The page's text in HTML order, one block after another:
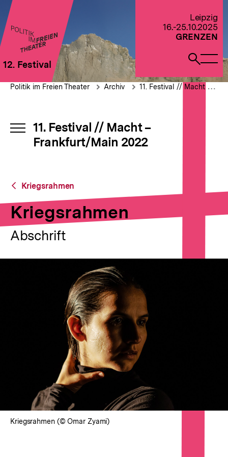
Direkt
zum
Seiteninhalt
springen
12. Festival
Leipzig
16.-25.10.2025
GRENZEN
öffnen
Kriegsrahmen
Brotkrümelnavigation
Pfadnavigation
Politik im Freien Theater Archiv 11. Festival // Macht – Frankfurt/Main 2022
INHALTSNAVIGATION
ÖFFNEN
11. Festival // Macht –
Frankfurt/Main 2022
Zurück
Übersicht
Kriegsrahmen
Kriegsrahmen
Abschrift
Kriegsrahmen (© Omar Zyami)